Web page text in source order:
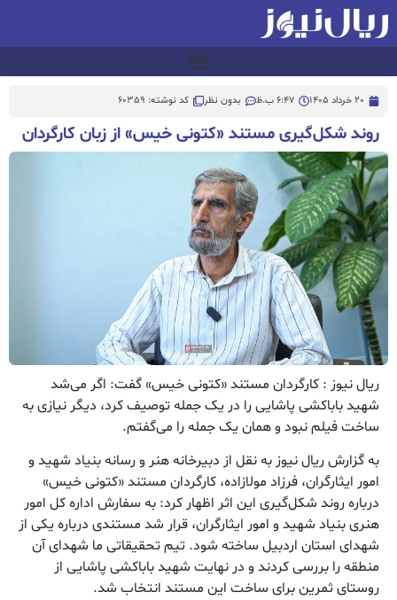
20 خرداد 1405 6:47 ب.ظ بدون نظر کد نوشته: 60359
روند شکل‌گیری مستند «کتونی خیس» از زبان کارگردان
ریال نیوز : کارگردان مستند «کتونی خیس» گفت: اگر می‌شد
شهید باباکشی پاشایی را در یک جمله توصیف کرد، دیگر نیازی به
ساخت فیلم نبود و همان یک جمله را می‌گفتم.
به گزارش ریال نیوز به نقل از دبیرخانه هنر و رسانه بنیاد شهید و
امور ایثارگران، فرزاد مولازاده، کارگردان مستند «کتونی خیس»
درباره روند شکل‌گیری این اثر اظهار کرد: به سفارش اداره کل امور
هنری بنیاد شهید و امور ایثارگران، قرار شد مستندی درباره یکی از
شهدای استان اردبیل ساخته شود. تیم تحقیقاتی ما شهدای آن
منطقه را بررسی کردند و در نهایت شهید باباکشی پاشایی از
روستای ثمرین برای ساخت این مستند انتخاب شد.